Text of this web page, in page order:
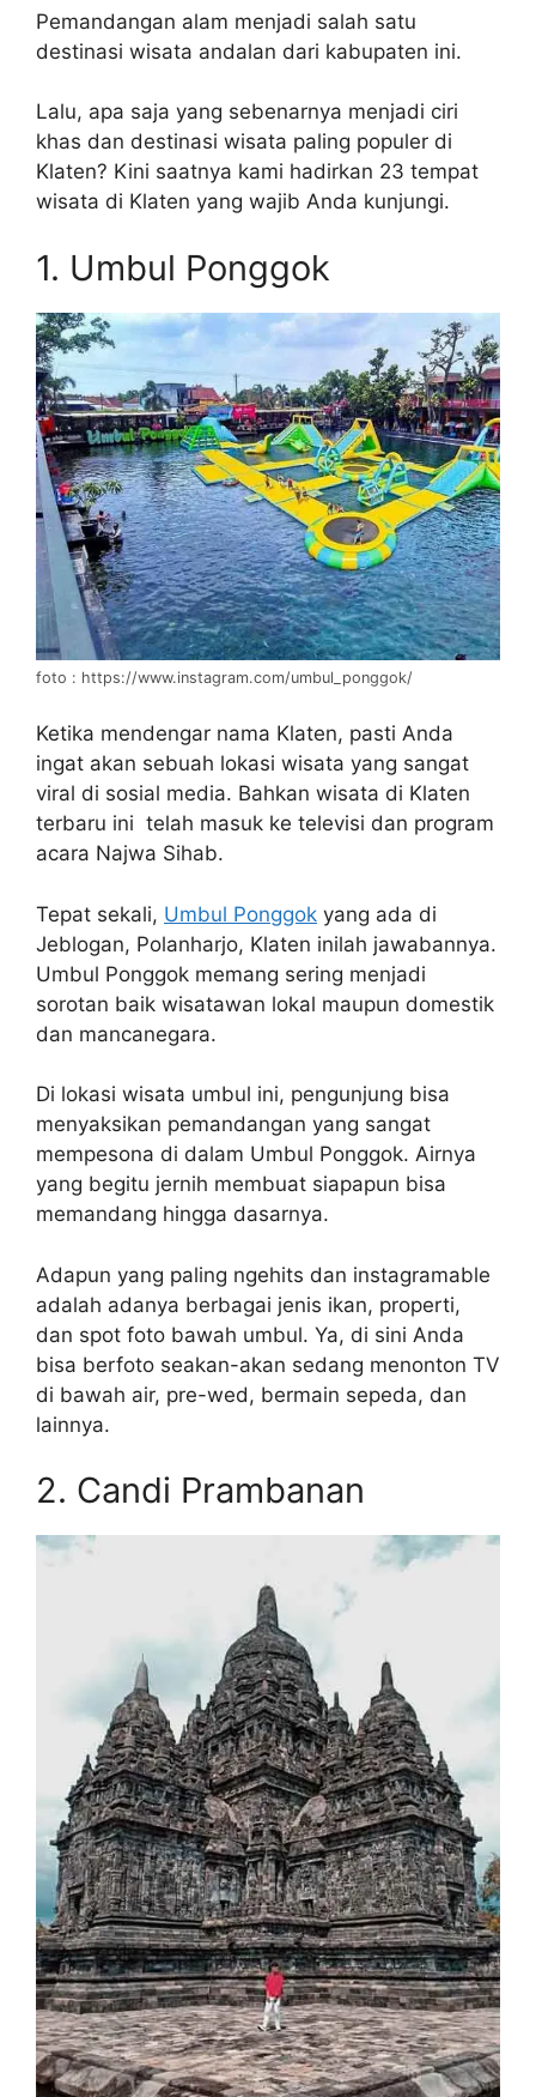
Pemandangan alam menjadi salah satu
destinasi wisata andalan dari kabupaten ini.
Lalu, apa saja yang sebenarnya menjadi ciri
khas dan destinasi wisata paling populer di
Klaten? Kini saatnya kami hadirkan 23 tempat
wisata di Klaten yang wajib Anda kunjungi.
1. Umbul Ponggok
foto : https://www.instagram.com/umbul_ponggok/
Ketika mendengar nama Klaten, pasti Anda
ingat akan sebuah lokasi wisata yang sangat
viral di sosial media. Bahkan wisata di Klaten
terbaru ini telah masuk ke televisi dan program
acara Najwa Sihab.
Tepat sekali, Umbul Ponggok yang ada di
Jeblogan, Polanharjo, Klaten inilah jawabannya.
Umbul Ponggok memang sering menjadi
sorotan baik wisatawan lokal maupun domestik
dan mancanegara.
Di lokasi wisata umbul ini, pengunjung bisa
menyaksikan pemandangan yang sangat
mempesona di dalam Umbul Ponggok. Airnya
yang begitu jernih membuat siapapun bisa
memandang hingga dasarnya.
Adapun yang paling ngehits dan instagramable
adalah adanya berbagai jenis ikan, properti,
dan spot foto bawah umbul. Ya, di sini Anda
bisa berfoto seakan-akan sedang menonton TV
di bawah air, pre-wed, bermain sepeda, dan
lainnya.
2. Candi Prambanan